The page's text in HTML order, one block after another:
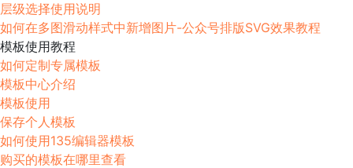
层级选择使用说明
如何在多图滑动样式中新增图片-公众号排版SVG效果教程
模板使用教程
如何定制专属模板
模板中心介绍
模板使用
保存个人模板
如何使用135编辑器模板
购买的模板在哪里查看